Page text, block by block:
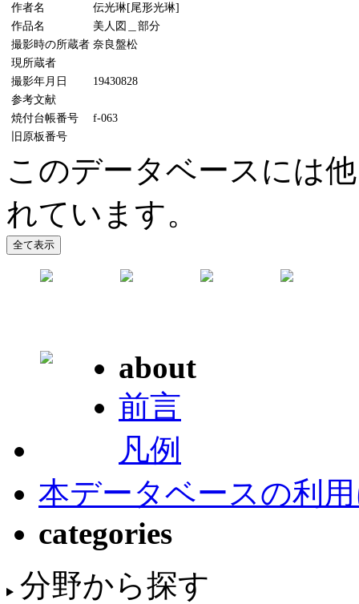
作者名
伝光琳[尾形光琳]
作品名
美人図＿部分
撮影時の所蔵者 奈良盤松
現所蔵者
撮影年月日
19430828
参考文献
焼付台帳番号
f-063
旧原板番号
このデータベースには
れています。
about
前言
凡例
本データベースの利
categories
分野から探す